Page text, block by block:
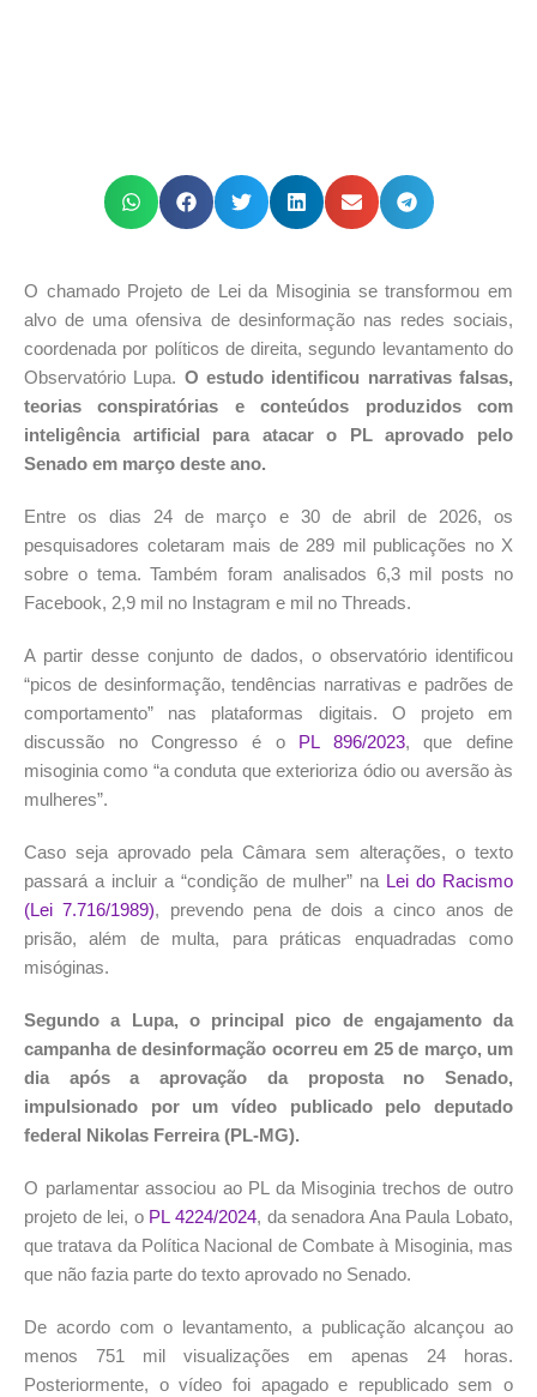
O chamado Projeto de Lei da Misoginia se transformou em
alvo de uma ofensiva de desinformação nas redes sociais,
coordenada por políticos de direita, segundo levantamento do
Observatório Lupa. O estudo identificou narrativas falsas,
teorias conspiratórias e conteúdos produzidos com
inteligência artificial para atacar o PL aprovado pelo
Senado em março deste ano.
Entre os dias 24 de março e 30 de abril de 2026, os
pesquisadores coletaram mais de 289 mil publicações no X
sobre o tema. Também foram analisados 6,3 mil posts no
Facebook, 2,9 mil no Instagram e mil no Threads.
A partir desse conjunto de dados, o observatório identificou
“picos de desinformação, tendências narrativas e padrões de
comportamento” nas plataformas digitais. O projeto em
discussão no Congresso é oPL 896/2023, que define
misoginia como “a conduta que exterioriza ódio ou aversão às
mulheres”.
Caso seja aprovado pela Câmara sem alterações, o texto
passará a incluir a “condição de mulher” na Lei do Racismo
(Lei 7.716/1989), prevendo pena de dois a cinco anos de
prisão, além de multa, para práticas enquadradas como
misóginas.
Segundo a Lupa, o principal pico de engajamento da
campanha de desinformação ocorreu em 25 de março, um
dia após a aprovação da proposta no Senado,
impulsionado por um vídeo publicado pelo deputado
federal Nikolas Ferreira (PL-MG).
O parlamentar associou ao PL da Misoginia trechos de outro
projeto de lei, o PL 4224/2024, da senadora Ana Paula Lobato,
que tratava da Política Nacional de Combate à Misoginia, mas
que não fazia parte do texto aprovado no Senado.
De acordo com o levantamento, a publicação alcançou ao
menos 751 mil visualizações em apenas 24 horas.
Posteriormente, o vídeo foi apagado e republicado sem o